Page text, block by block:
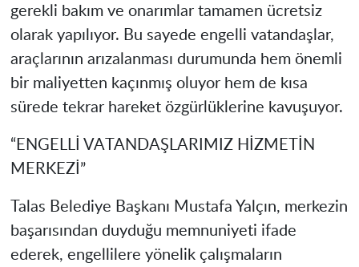
gerekli bakım ve onarımlar tamamen ücretsiz
olarak yapılıyor. Bu sayede engelli vatandaşlar,
araçlarının arızalanması durumunda hem önemli
bir maliyetten kaçınmış oluyor hem de kısa
sürede tekrar hareket özgürlüklerine kavuşuyor.
“ENGELLİ VATANDAŞLARIMIZ HİZMETİN
MERKEZİ”
Talas Belediye Başkanı Mustafa Yalçın, merkezin
başarısından duyduğu memnuniyeti ifade
ederek, engellilere yönelik çalışmaların